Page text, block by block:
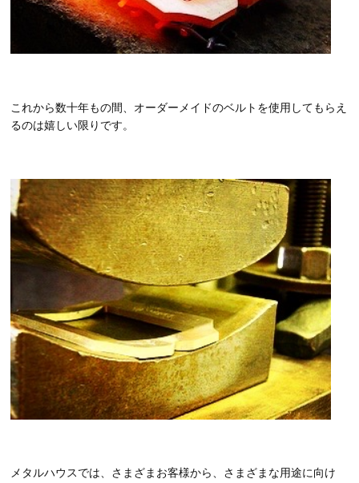
これから数十年もの間、オーダーメイドのベルトを使用してもらえ
るのは嬉しい限りです。
メタルハウスでは、さまざまお客様から、さまざまな用途に向け